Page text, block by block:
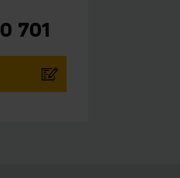
701